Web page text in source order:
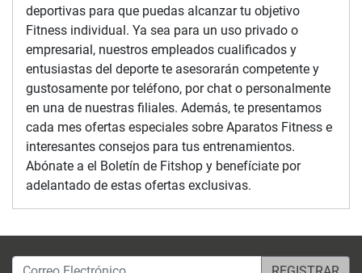
deportivas para que puedas alcanzar tu objetivo
Fitness individual. Ya sea para un uso privado o
empresarial, nuestros empleados cualificados y
entusiastas del deporte te asesorarán competente y
gustosamente por teléfono, por chat o personalmente
en una de nuestras filiales. Además, te presentamos
cada mes ofertas especiales sobre Aparatos Fitness e
interesantes consejos para tus entrenamientos.
Abónate a el Boletín de Fitshop y benefíciate por
adelantado de estas ofertas exclusivas.
Correo Electrónico